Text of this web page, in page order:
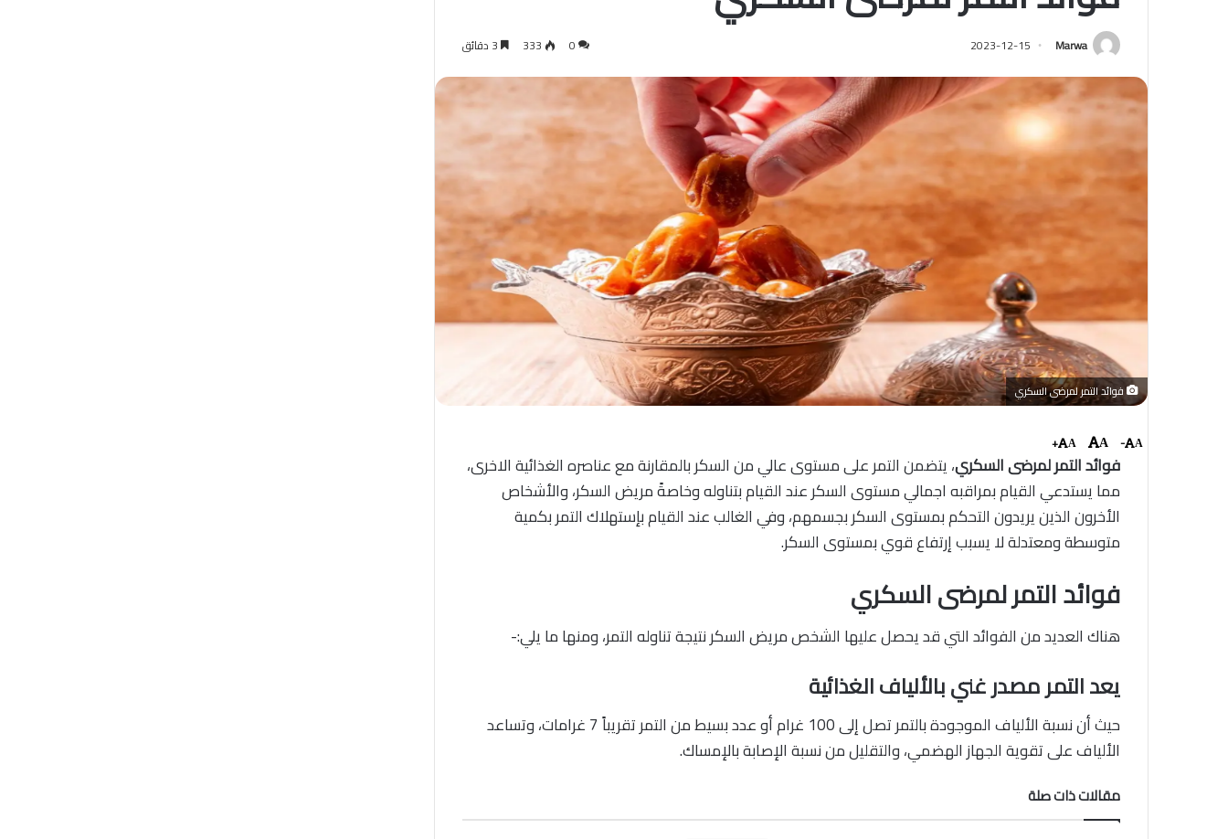
Marwa
2023-12-15
0
333
فوائد التمر لمرضى السكري
A
-
A
A
+
فوائد التمر لمرضى السكري، يتضمن التمر على مستوى عالي من السكر بالمقارنة مع عناصره الغذائية الاخرى،
مما يستدعي القيام بمراقبه اجمالي مستوى السكر عند القيام بتناوله وخاصةً مريض السكر، والأشخاص
الأخرون الذين يريدون التحكم بمستوى السكر بجسمهم، وفي الغالب عند القيام بإستهلاك التمر بكمية
متوسطة ومعتدلة لا يسبب إرتفاع قوي بمستوى السكر.
فوائد التمر لمرضى السكري
هناك العديد من الفوائد التي قد يحصل عليها الشخص مريض السكر نتيجة تناوله التمر، ومنها ما يلي:-
يعد التمر مصدر غني بالألياف الغذائية
حيث أن نسبة الألياف الموجودة بالتمر تصل إلى 100 غرام أو عدد بسيط من التمر تقريباً 7 غرامات، وتساعد
الألياف على تقوية الجهاز الهضمي، والتقليل من نسبة الإصابة بالإمساك.
مقالات ذات صلة